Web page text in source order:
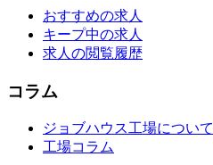
おすすめの求人
キープ中の求人
求人の閲覧履歴
コラム
ジョブハウス工場について
工場コラム